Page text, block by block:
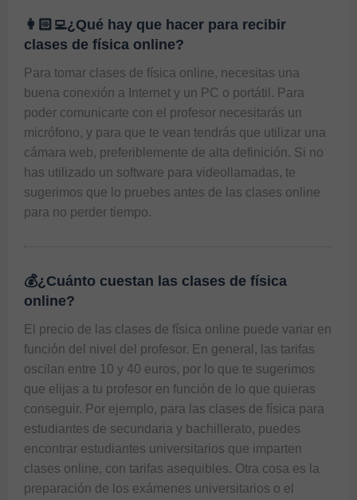
👩🏻‍💻¿Qué hay que hacer para recibir
clases de física online?
Para tomar clases de física online, necesitas una
buena conexión a Internet y un PC o portátil. Para
poder comunicarte con el profesor necesitarás un
micrófono, y para que te vean tendrás que utilizar una
cámara web, preferiblemente de alta definición. Si no
has utilizado un software para videollamadas, te
sugerimos que lo pruebes antes de las clases online
para no perder tiempo.
💰¿Cuánto cuestan las clases de física
online?
El precio de las clases de física online puede variar en
función del nivel del profesor. En general, las tarifas
oscilan entre 10 y 40 euros, por lo que te sugerimos
que elijas a tu profesor en función de lo que quieras
conseguir. Por ejemplo, para las clases de física para
estudiantes de secundaria y bachillerato, puedes
encontrar estudiantes universitarios que imparten
clases online, con tarifas asequibles. Otra cosa es la
preparación de los exámenes universitarios o el